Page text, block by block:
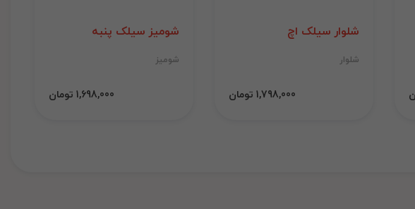
شلوار سیلک اچ
شلوار
1,798,000 تومان
شومیز سیلک پنبه
شومیز
1,698,000 تومان